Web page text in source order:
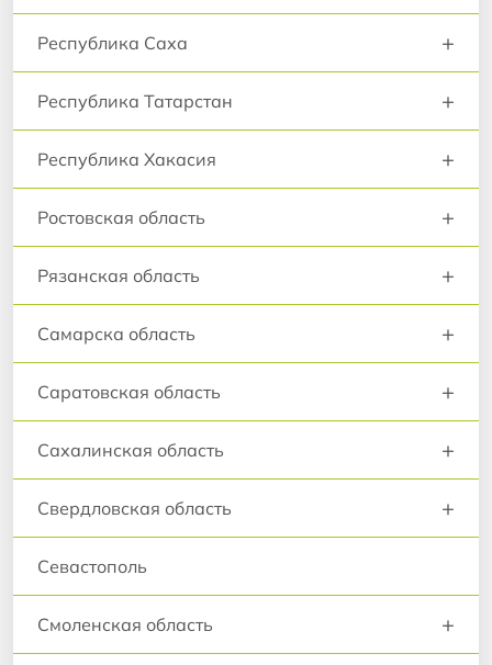
Республика Саха +
Республика Татарстан +
Республика Хакасия +
Ростовская область +
Рязанская область +
Самарска область +
Саратовская область +
Сахалинская область +
Свердловская область +
Севастополь
Смоленская область +